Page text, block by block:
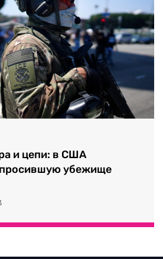
и цепи: в США
убежище